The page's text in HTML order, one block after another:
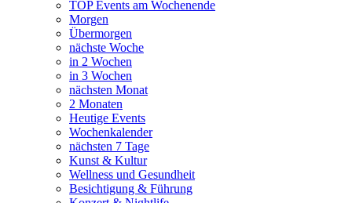
TOP Events am Wochenende
Morgen
Übermorgen
nächste Woche
in 2 Wochen
in 3 Wochen
nächsten Monat
2 Monaten
Heutige Events
Wochenkalender
nächsten 7 Tage
Kunst & Kultur
Wellness und Gesundheit
Besichtigung & Führung